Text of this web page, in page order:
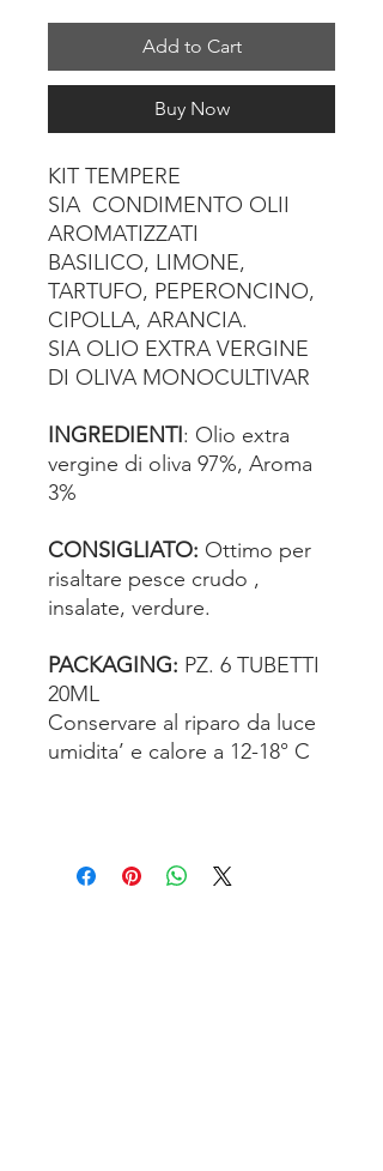
Add to Cart
Buy Now
KIT TEMPERE
SIA CONDIMENTO OLII
AROMATIZZATI
BASILICO, LIMONE,
TARTUFO, PEPERONCINO,
CIPOLLA, ARANCIA.
SIA OLIO EXTRA VERGINE
DI OLIVA MONOCULTIVAR
INGREDIENTI: Olio extra
vergine di oliva 97%, Aroma
3%
CONSIGLIATO: Ottimo per
risaltare pesce crudo ,
insalate, verdure.
PACKAGING: PZ. 6 TUBETTI
20ML
Conservare al riparo da luce
umidita’ e calore a 12-18° C